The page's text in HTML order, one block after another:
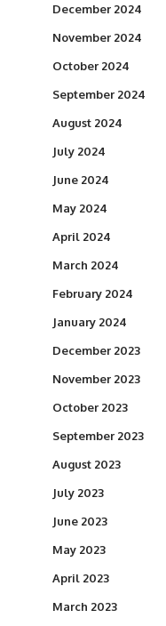
December 2024
November 2024
October 2024
September 2024
August 2024
July 2024
June 2024
May 2024
April 2024
March 2024
February 2024
January 2024
December 2023
November 2023
October 2023
September 2023
August 2023
July 2023
June 2023
May 2023
April 2023
March 2023